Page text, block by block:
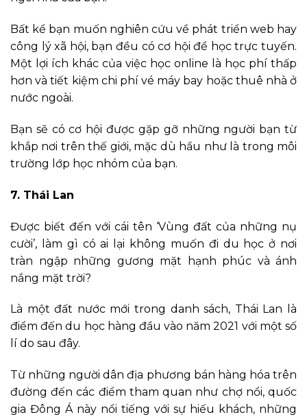
Bất kể bạn muốn nghiên cứu về phát triển web hay
công lý xã hội, bạn đều có cơ hội để học trực tuyến.
Một lợi ích khác của việc học online là học phí thấp
hơn và tiết kiệm chi phí vé máy bay hoặc thuê nhà ở
nước ngoài.
Bạn sẽ có cơ hội được gặp gỡ những người bạn từ
khắp nơi trên thế giới, mặc dù hầu như là trong môi
trường lớp học nhóm của bạn.
7. Thái Lan
Được biết đến với cái tên ‘Vùng đất của những nụ
cười’, làm gì có ai lại không muốn đi du học ở nơi
tràn ngập những gương mặt hạnh phúc và ánh
nắng mặt trời?
Là một đất nước mới trong danh sách, Thái Lan là
điểm đến du học hàng đầu vào năm 2021 với một số
lí do sau đây.
Từ những người dân địa phương bán hàng hóa trên
đường đến các điểm tham quan như chợ nổi, quốc
gia Đông Á này nổi tiếng với sự hiếu khách, những